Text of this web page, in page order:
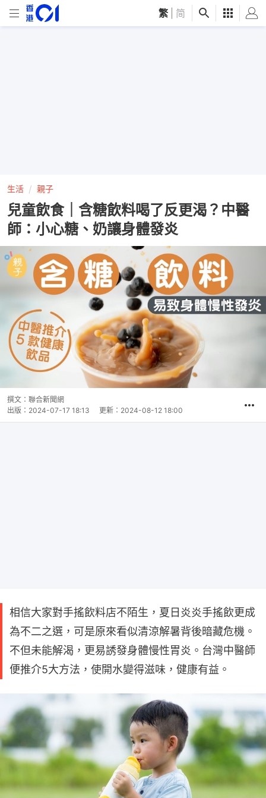
繁 简
生活 親子
兒童飲食｜含糖飲料喝了反更渴？中醫
師：小心糖、奶讓身體發炎
撰文： 聯合新聞網
出版： 2024-07-17 18:13 更新： 2024-08-12 18:00
相信大家對手搖飲料店不陌生，夏日炎炎手搖飲更成
為不二之選，可是原來看似清涼解暑背後暗藏危機。
不但未能解渴，更易誘發身體慢性胃炎。台灣中醫師
便推介5大方法，使開水變得滋味，健康有益。